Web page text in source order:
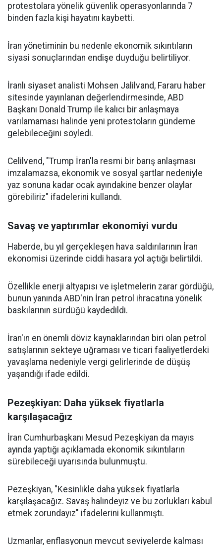
protestolara yönelik güvenlik operasyonlarında 7
binden fazla kişi hayatını kaybetti.
İran yönetiminin bu nedenle ekonomik sıkıntıların
siyasi sonuçlarından endişe duyduğu belirtiliyor.
İranlı siyaset analisti Mohsen Jalilvand, Fararu haber
sitesinde yayınlanan değerlendirmesinde, ABD
Başkanı Donald Trump ile kalıcı bir anlaşmaya
varılamaması halinde yeni protestoların gündeme
gelebileceğini söyledi.
Celilvend, "Trump İran'la resmi bir barış anlaşması
imzalamazsa, ekonomik ve sosyal şartlar nedeniyle
yaz sonuna kadar ocak ayındakine benzer olaylar
görebiliriz" ifadelerini kullandı.
Savaş ve yaptırımlar ekonomiyi vurdu
Haberde, bu yıl gerçekleşen hava saldırılarının İran
ekonomisi üzerinde ciddi hasara yol açtığı belirtildi.
Özellikle enerji altyapısı ve işletmelerin zarar gördüğü,
bunun yanında ABD'nin İran petrol ihracatına yönelik
baskılarının sürdüğü kaydedildi.
İran'ın en önemli döviz kaynaklarından biri olan petrol
satışlarının sekteye uğraması ve ticari faaliyetlerdeki
yavaşlama nedeniyle vergi gelirlerinde de düşüş
yaşandığı ifade edildi.
Pezeşkiyan: Daha yüksek fiyatlarla
karşılaşacağız
İran Cumhurbaşkanı Mesud Pezeşkiyan da mayıs
ayında yaptığı açıklamada ekonomik sıkıntıların
sürebileceği uyarısında bulunmuştu.
Pezeşkiyan, "Kesinlikle daha yüksek fiyatlarla
karşılaşacağız. Savaş halindeyiz ve bu zorlukları kabul
etmek zorundayız" ifadelerini kullanmıştı.
Uzmanlar, enflasyonun mevcut seviyelerde kalması